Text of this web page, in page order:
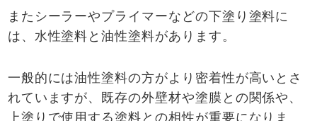
またシーラーやプライマーなどの下塗り塗料に
は、水性塗料と油性塗料があります。
一般的には油性塗料の方がより密着性が高いとさ
れていますが、既存の外壁材や塗膜との関係や、
上塗りで使用する塗料との相性が重要になりま